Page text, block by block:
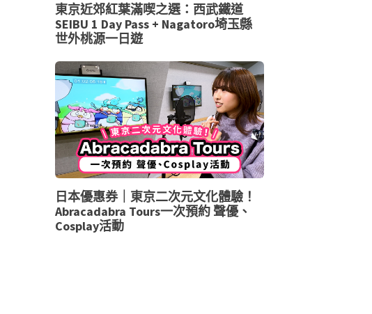
東京近郊紅葉滿喫之選：西武鐵道
SEIBU 1 Day Pass + Nagatoro埼玉縣
世外桃源一日遊
日本優惠券｜東京二次元文化體驗！
Abracadabra Tours一次預約 聲優、
Cosplay活動